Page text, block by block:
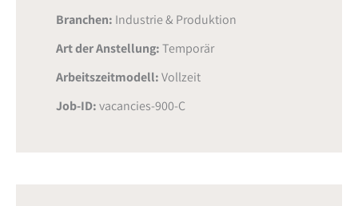
Branchen: Industrie & Produktion
Art der Anstellung:Temporär
Arbeitszeitmodell:Vollzeit
Job-ID:vacancies-900-C